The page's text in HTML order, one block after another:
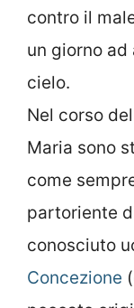
contro il
un giorno
cielo.
Nel corso
Maria sono
come
partoriente
conosciuto
Concezione